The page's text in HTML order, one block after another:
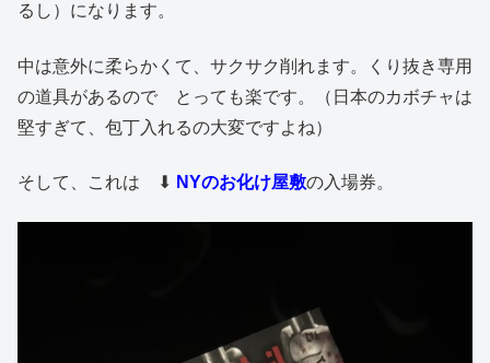
るし）になります。
中は意外に柔らかくて、サクサク削れます。くり抜き専用
の道具があるので とっても楽です。（日本のカボチャは
堅すぎて、包丁入れるの大変ですよね）
そして、これは ⬇︎ NYのお化け屋敷の入場券。